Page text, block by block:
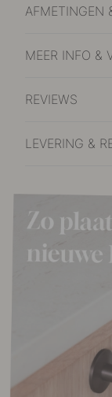
AFMETINGEN
MEER INFO &
REVIEWS
LEVERING &